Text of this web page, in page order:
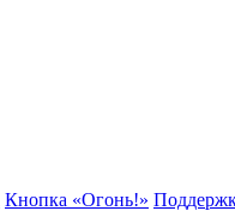
Кнопка «Огонь!»